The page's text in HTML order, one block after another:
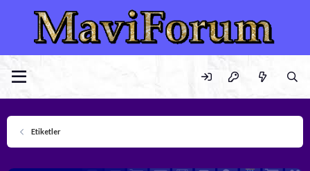
Etiketler